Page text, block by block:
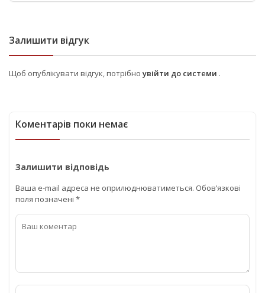
Залишити відгук
Щоб опублікувати відгук, потрібно увійти до системи .
Коментарів поки немає
Залишити відповідь
Ваша e-mail адреса не оприлюднюватиметься. Обов’язкові
поля позначені *